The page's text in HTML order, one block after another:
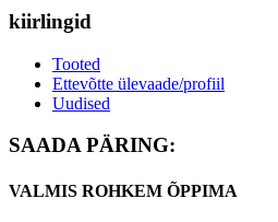
kiirlingid
Tooted
Ettevõtte ülevaade/profiil
Uudised
SAADA PÄRING:
VALMIS ROHKEM ÕPPIMA